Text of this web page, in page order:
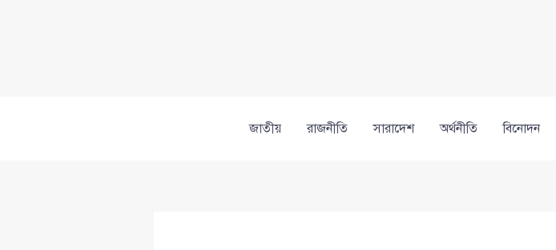
জাতীয় রাজনীতি সারাদেশ অর্থনীতি বিনোদন